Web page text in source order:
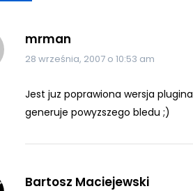
mrman
28 września, 2007 o 10:53 am
Jest juz poprawiona wersja
generuje powyzszego bledu ;)
Bartosz Maciejewski